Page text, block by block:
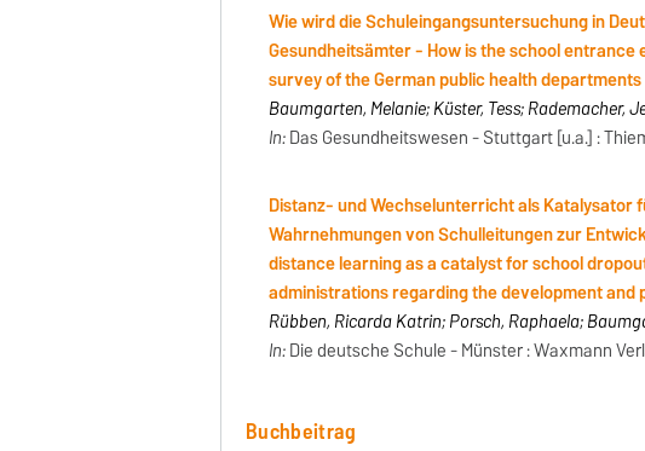
Wie wird die Schuleingangsuntersuchung in
Gesundheitsämter - How is the school
survey of the German public health departments
Baumgarten, Melanie; Küster, Tess; Rademacher,
In:Das Gesundheitswesen - Stuttgart [u.a.] :
Distanz- und Wechselunterricht als
Wahrnehmungen von Schulleitungen zur
distance learning as a catalyst for school
administrations regarding the development and
Rübben, Ricarda Katrin; Porsch, Raphaela;
In:Die deutsche Schule- Münster : Waxmann
Buchbeitrag